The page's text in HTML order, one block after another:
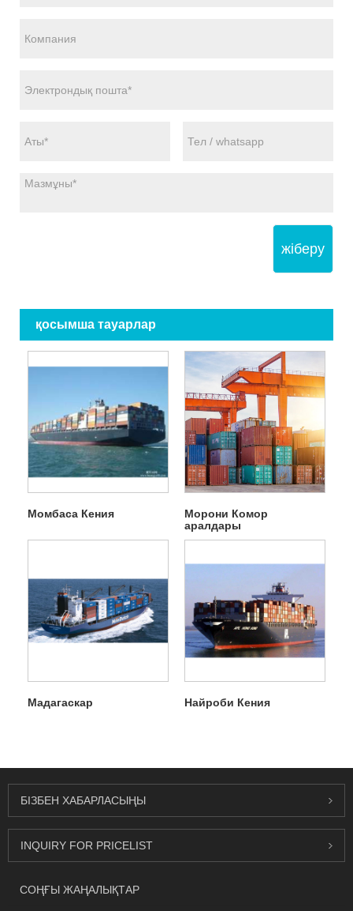
жіберу
қосымша тауарлар
Момбаса Кения
Морони Комор
аралдары
Мадагаскар Найроби Кения
БІЗБЕН ХАБАРЛАСЫҢЫ
INQUIRY FOR PRICELIST
СОҢҒЫ ЖАҢАЛЫҚТАР